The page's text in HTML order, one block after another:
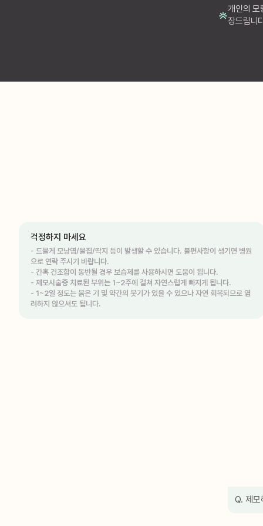
개인의
장드립니
걱정하지 마세요
- 드물게 모낭염/물집/딱지 등이 발생할 수 있습니다. 불편사항이 생기면 병원
으로 연락 주시기 바랍니다.
- 간혹 건조함이 동반될 경우 보습제를 사용하시면 도움이 됩니다.
- 제모시술중 치료된 부위는 1~2주에 걸쳐 자연스럽게 빠지게 됩니다.
- 1~2일 정도는 붉은 기 및 약간의 붓기가 있을 수 있으나 자연 회복되므로 염
려하지 않으셔도 됩니다.
Q. 제모